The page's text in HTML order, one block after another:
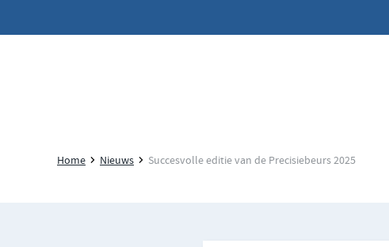
Home Nieuws Succesvolle editie van de Precisiebeurs 2025